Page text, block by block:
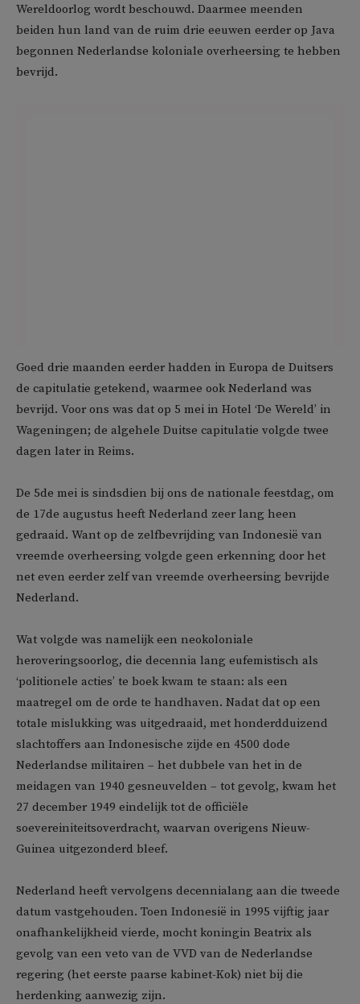
Wereldoorlog wordt beschouwd. Daarmee meenden
beiden hun land van de ruim drie eeuwen eerder op Java
begonnen Nederlandse koloniale overheersing te hebben
bevrijd.
Goed drie maanden eerder hadden in Europa de Duitsers
de capitulatie getekend, waarmee ook Nederland was
bevrijd. Voor ons was dat op 5 mei in Hotel ‘De Wereld’ in
Wageningen; de algehele Duitse capitulatie volgde twee
dagen later in Reims.
De 5de mei is sindsdien bij ons de nationale feestdag, om
de 17de augustus heeft Nederland zeer lang heen
gedraaid. Want op de zelfbevrijding van Indonesië van
vreemde overheersing volgde geen erkenning door het
net even eerder zelf van vreemde overheersing bevrijde
Nederland.
Wat volgde was namelijk een neokoloniale
heroveringsoorlog, die decennia lang eufemistisch als
‘politionele acties’ te boek kwam te staan: als een
maatregel om de orde te handhaven. Nadat dat op een
totale mislukking was uitgedraaid, met honderdduizend
slachtoffers aan Indonesische zijde en 4500 dode
Nederlandse militairen – het dubbele van het in de
meidagen van 1940 gesneuvelden – tot gevolg, kwam het
27 december 1949 eindelijk tot de officiële
soevereiniteitsoverdracht, waarvan overigens Nieuw-
Guinea uitgezonderd bleef.
Nederland heeft vervolgens decennialang aan die tweede
datum vastgehouden. Toen Indonesië in 1995 vijftig jaar
onafhankelijkheid vierde, mocht koningin Beatrix als
gevolg van een veto van de VVD van de Nederlandse
regering (het eerste paarse kabinet-Kok) niet bij die
herdenking aanwezig zijn.